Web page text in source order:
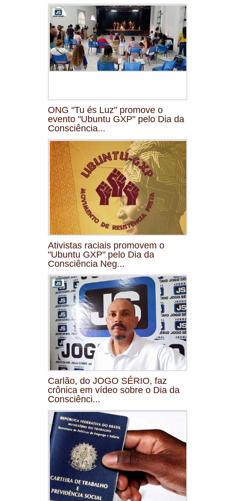
ONG "Tu és Luz" promove o
evento "Ubuntu GXP" pelo Dia da
Consciência...
Ativistas raciais promovem o
"Ubuntu GXP" pelo Dia da
Consciência Neg...
Carlão, do JOGO SÉRIO, faz
crônica em vídeo sobre o Dia da
Consciênci...